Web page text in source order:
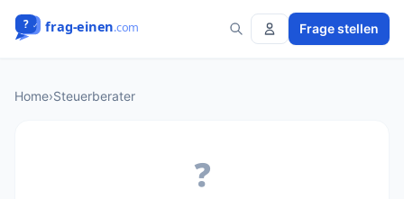
Frage stellen
Home›Steuerberater
❓